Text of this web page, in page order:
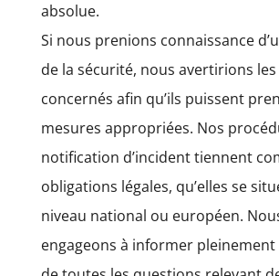
absolue.
Si nous prenions connaissance
de la sécurité, nous avertirions
concernés afin qu’ils puissent
mesures appropriées. Nos
notification d’incident tiennent
obligations légales, qu’elles se
niveau national ou européen.
engageons à informer